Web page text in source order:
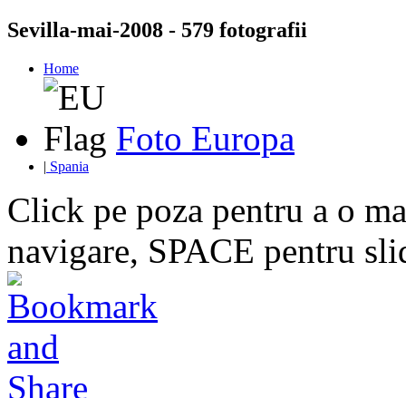
Sevilla-mai-2008 - 579 fotografii
Home
Foto Europa
| Spania
Click pe poza pentru a o
navigare, SPACE pentru